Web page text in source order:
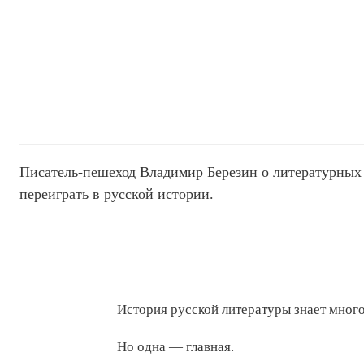
Писатель-пешеход Владимир Березин о
переиграть в русской истории.
История русской литературы знает
Но одна — главная.